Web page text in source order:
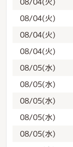
08/04(火)
08/04(火)
08/04(火)
08/05(水)
08/05(水)
08/05(水)
08/05(水)
08/05(水)